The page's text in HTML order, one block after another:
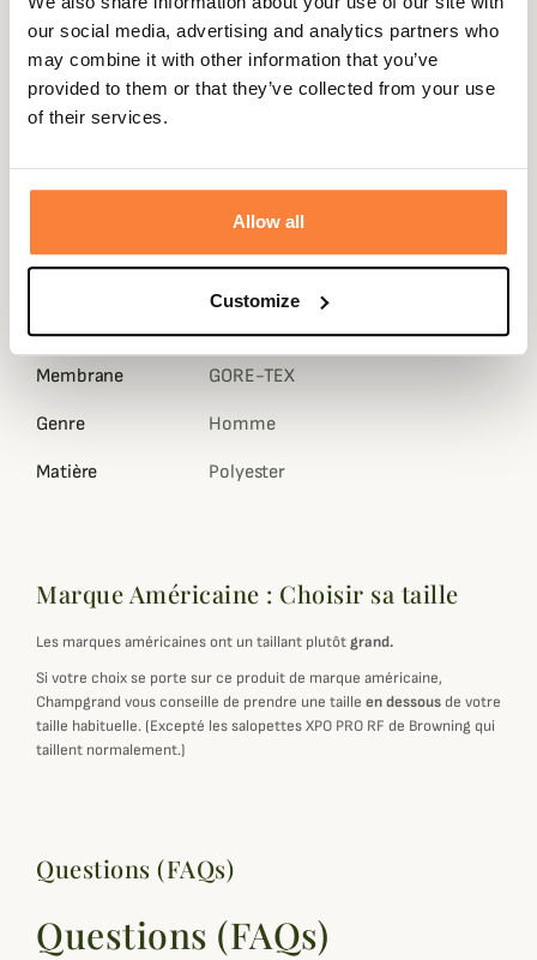
our social media, advertising and analytics partners who
may combine it with other information that you’ve
provided to them or that they’ve collected from your use
of their services.
Allow all
Customize
supplémentaires. C'est essentiel en raison des conditions
changeantes auxquelles on peut être confronté en
montagne ou sous la pluie lorsque nous restons assis à
observer toute la journée.
fonctionner avecle harnais Mountain Optics.
Fiche technique
Poids en
354
Coloris Camouflage , Marron
Membrane GORE-TEX
Genre Homme
Matière Polyester
Marque Américaine : Choisir sa taille
Les marques américaines ont un taillant plutôt grand.
Si votre choix se porte sur ce produit de marque américaine,
Champgrand vous conseille de prendre une taille en dessousde votre
taille habituelle. (Excepté les salopettes XPO PRO RF de Browning qui
taillent normalement.)
Questions (FAQs)
Questions (FAQs)